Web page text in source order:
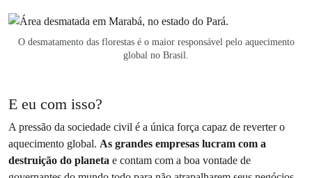
O desmatamento das florestas é o maior responsável pelo aquecimento
global no Brasil.
E eu com isso?
A pressão da sociedade civil é a única força capaz de reverter o
aquecimento global. As grandes empresas lucram com a
destruição do planeta e contam com a boa vontade de